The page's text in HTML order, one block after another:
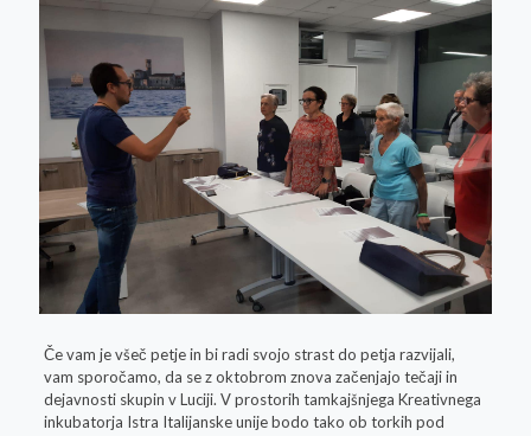
Če vam je všeč petje in bi radi svojo strast do petja razvijali,
vam sporočamo, da se z oktobrom znova začenjajo tečaji in
dejavnosti skupin v Luciji. V prostorih tamkajšnjega Kreativnega
inkubatorja Istra Italijanske unije bodo tako ob torkih pod